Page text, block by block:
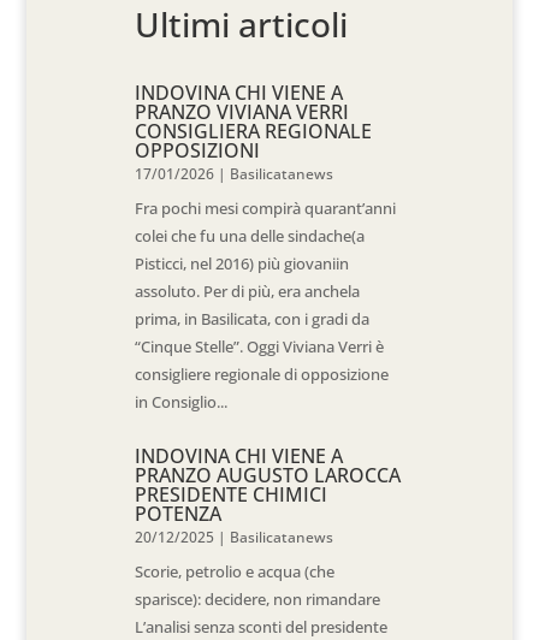
Ultimi articoli
INDOVINA CHI VIENE A
PRANZO VIVIANA VERRI
CONSIGLIERA REGIONALE
OPPOSIZIONI
17/01/2026 | Basilicatanews
Fra pochi mesi compirà quarant’anni
colei che fu una delle sindache(a
Pisticci, nel 2016) più giovaniin
assoluto. Per di più, era anchela
prima, in Basilicata, con i gradi da
“Cinque Stelle”. Oggi Viviana Verri è
consigliere regionale di opposizione
in Consiglio...
INDOVINA CHI VIENE A
PRANZO AUGUSTO LAROCCA
PRESIDENTE CHIMICI
POTENZA
20/12/2025 | Basilicatanews
Scorie, petrolio e acqua (che
sparisce): decidere, non rimandare
L’analisi senza sconti del presidente